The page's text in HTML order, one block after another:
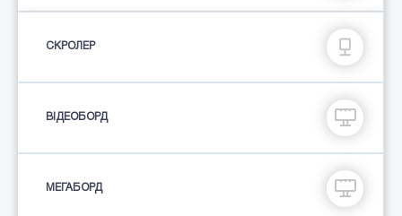
СКРОЛЕР
ВІДЕОБОРД
МЕГАБОРД